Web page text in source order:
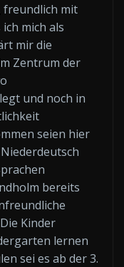
freundlich mit
mich als
mir die
Zentrum der
und noch in
seien hier
bereits
Kinder
lernen
sei es ab der 3.